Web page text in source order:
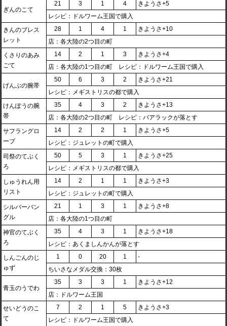
ぎんのこて
21 3 1 4
きようさ+5
レシピ：ドルワーム王国で購入
きんのブレス
レット
28 1 4 1
きようさ+10
店：各大陸の2つ目の町
くさりのあみ
ごて
14 2 1 3
きようさ+4
店：各大陸の1つ目の町 レシピ：ドルワーム王国で購入
げんぶの腕帯
50 6 3 2
きようさ+21
レシピ：メギストリスの都で購入
けんぽうの腕
帯
35 4 3 2
きようさ+13
店：各大陸の2つ目の町 レシピ：バアラックが落とす
サフラングロ
ーブ
14 2 2 1
きようさ+5
レシピ：ジュレットの町で購入
司祭のてぶく
ろ
50 5 3 1
きようさ+25
レシピ：メギストリスの都で購入
しゅうれん用
リスト
14 2 1 1
きようさ+3
レシピ：ジュレットの町で購入
シルバーバン
グル
21 1 3 1
きようさ+8
店：各大陸の1つ目の町
神官のてぶく
ろ
35 4 3 1
きようさ+18
レシピ：あくましんかんが落とす
しんごんのじ
ゅず
1 0 20 1
-
ちいさなメダル交換：30枚
青玉のうでわ
35 3 3 1
きようさ+12
店：ドルワーム王国
せいどうのこ
て
7 2 1 5
きようさ+3
レシピ：ドルワーム王国で購入